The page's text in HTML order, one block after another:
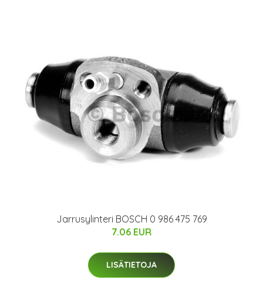
Jarrusylinteri BOSCH 0 986 475 769
7.06 EUR
LISÄTIETOJA